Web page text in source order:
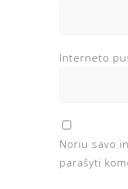
Interneto
Noriu savo
parašyti